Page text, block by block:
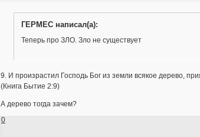
ГЕРМЕС написал(а):
Теперь про ЗЛО. Зло не существует
9. И произрастил Господь Бог из земли всякое дерево,
(Книга Бытие 2:9)
А дерево тогда зачем?
0